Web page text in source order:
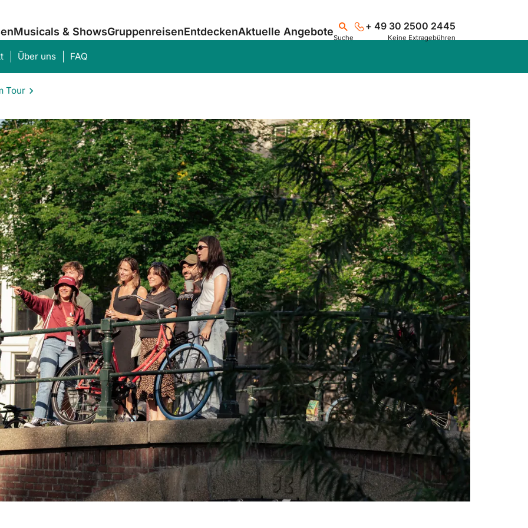
Musicals & ShowsGruppenreisenEntdeckenAktuelle Angebote
Über uns FAQ
Suche
+ 49 30 2500 2445
Keine Extragebühren
Suchen
Tour